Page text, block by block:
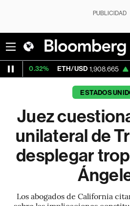
PUBLICIDAD
ETH/USD 1,908.665 +0.15%
ESTADOS
Juez
unilateral de
desplegar
Los abogados de California